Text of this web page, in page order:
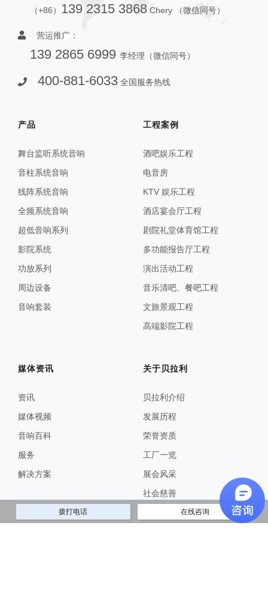
（+86） 139 2315 3868 Chery （微信同号）
营运推广：
139 2865 6999 李经理（微信同号）
400-881-6033 全国服务热线
产品
舞台监听系统音响
音柱系统音响
线阵系统音响
全频系统音响
超低音响系列
影院系统
功放系列
周边设备
音响套装
工程案例
酒吧娱乐工程
电音房
KTV 娱乐工程
酒店宴会厅工程
剧院礼堂体育馆工程
多功能报告厅工程
演出活动工程
音乐清吧、餐吧工程
文旅景观工程
高端影院工程
媒体资讯
资讯
媒体视频
音响百科
服务
解决方案
关于贝拉利
贝拉利介绍
发展历程
荣誉资质
工厂一览
展会风采
社会慈善
拨打电话 在线咨询